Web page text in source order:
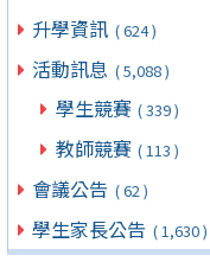
升學資訊 ( 624 )
活動訊息 ( 5,088 )
學生競賽 ( 339 )
教師競賽 ( 113 )
會議公告 ( 62 )
學生家長公告 ( 1,630 )